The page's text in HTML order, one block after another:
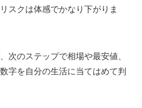
スクは体感でかなり下がりま
次のステップで相場や最安値、
字を自分の生活に当てはめて判